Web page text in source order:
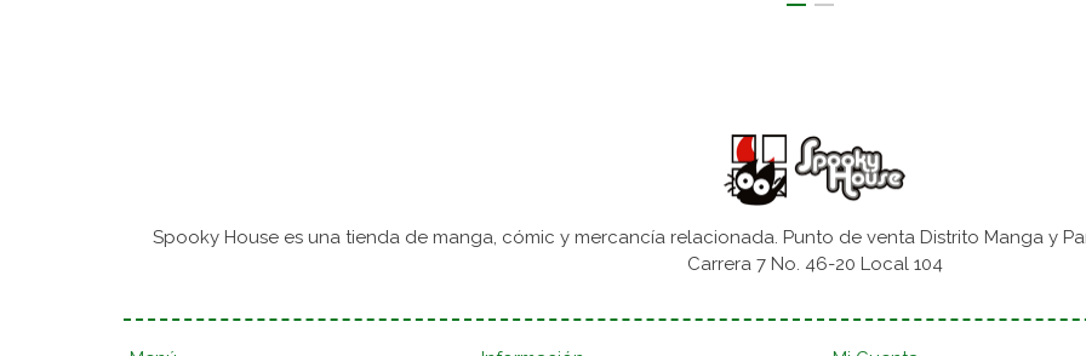
Spooky House es una tienda de manga, cómic y mercancía relacionada. Punto de venta Distrito Manga y
Carrera 7 No. 46-20 Local 104